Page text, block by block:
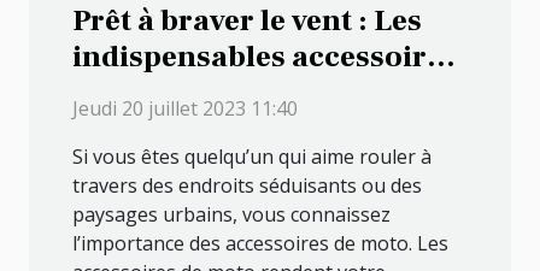
Prêt à braver le vent : Les
indispensables accessoires
pour les motards
passionnés
Jeudi 20 juillet 2023 11:40
Si vous êtes quelqu’un qui aime rouler à
travers des endroits séduisants ou des
paysages urbains, vous connaissez
l’importance des accessoires de moto. Les